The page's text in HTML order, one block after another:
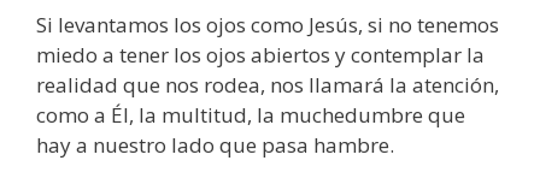
Si levantamos los ojos como Jesús, si no tenemos
miedo a tener los ojos abiertos y contemplar la
realidad que nos rodea, nos llamará la atención,
como a Él, la multitud, la muchedumbre que
hay a nuestro lado que pasa hambre.